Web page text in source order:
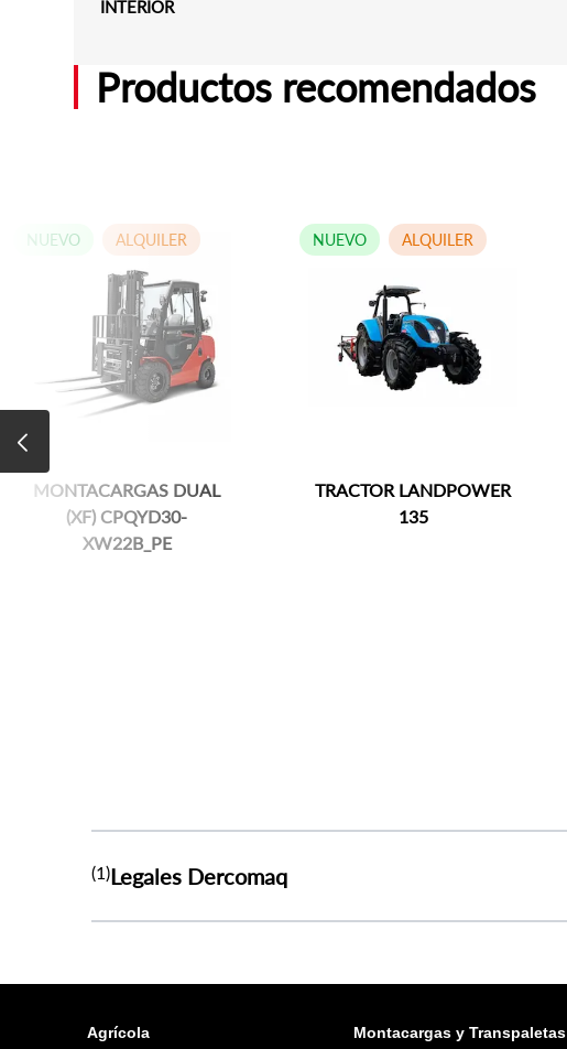
INTERIOR
Productos recomendados
MONTACARGAS DUAL
(XF) CPQYD30-
XW22B_PE
ALQUILER
TRACTOR LANDPOWER
NUEVO ALQUILER
(1)Legales Dercomaq
Agrícola Montacargas y Transpaletas